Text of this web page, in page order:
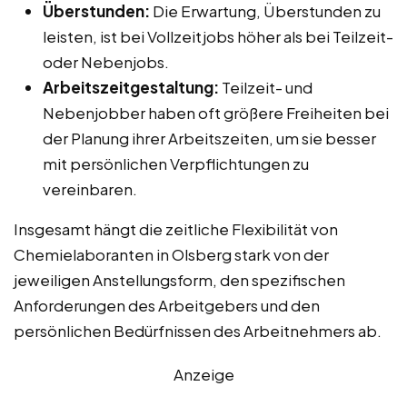
Überstunden: Die Erwartung, Überstunden zu
leisten, ist bei Vollzeitjobs höher als bei Teilzeit-
oder Nebenjobs.
Arbeitszeitgestaltung: Teilzeit- und
Nebenjobber haben oft größere Freiheiten bei
der Planung ihrer Arbeitszeiten, um sie besser
mit persönlichen Verpflichtungen zu
vereinbaren.
Insgesamt hängt die zeitliche Flexibilität von
Chemielaboranten in Olsberg stark von der
jeweiligen Anstellungsform, den spezifischen
Anforderungen des Arbeitgebers und den
persönlichen Bedürfnissen des Arbeitnehmers ab.
Anzeige